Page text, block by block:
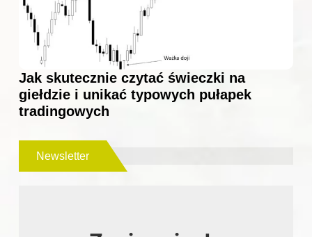
Jak skutecznie czytać świeczki na
giełdzie i unikać typowych pułapek
tradingowych
Newsletter